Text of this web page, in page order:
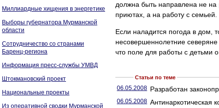
Миллиардные хищения в энергетике
Выборы губернатора Мурманской
области
Сотрудничество со странами
Баренц-региона
Информация пресс-службы УМВД
Штокмановский проект
Национальные проекты
Из оперативной сводки Мурманской
должна быть направлена не на
приютах, а на работу с семьей.
Если наладится погода в дом,
несовершеннолетние
что поле для работы с детьми
Статьи по теме
06.05.2008 Разработан
06.05.2008 Антинаркотическая